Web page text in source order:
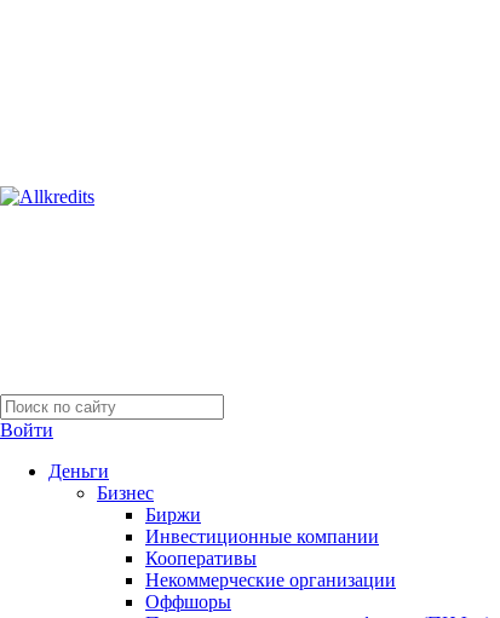
Войти
Деньги
Бизнес
Биржи
Инвестиционные компании
Кооперативы
Некоммерческие организации
Оффшоры